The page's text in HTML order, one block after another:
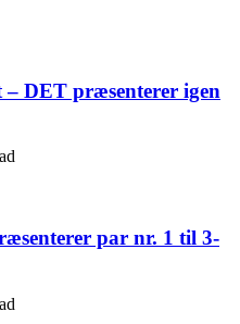
DET præsenterer igen
par nr. 1 til 3-